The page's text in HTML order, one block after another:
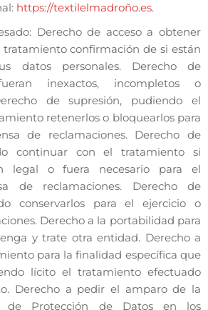
https://textilelmadroño.es.
Derecho de acceso a obtener
tratamiento confirmación de si están
datos personales. Derecho de
inexactos, incompletos o
de supresión, pudiendo el
retenerlos o bloquearlos para
de reclamaciones. Derecho de
continuar con el tratamiento si
legal o fuera necesario para el
de reclamaciones. Derecho de
conservarlos para el ejercicio o
Derecho a la portabilidad para
y trate otra entidad. Derecho a
para la finalidad específica que
lícito el tratamiento efectuado
Derecho a pedir el amparo de la
de Protección de Datos en los